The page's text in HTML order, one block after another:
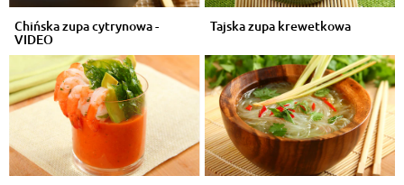
Chińska zupa cytrynowa -
VIDEO
Tajska zupa krewetkowa